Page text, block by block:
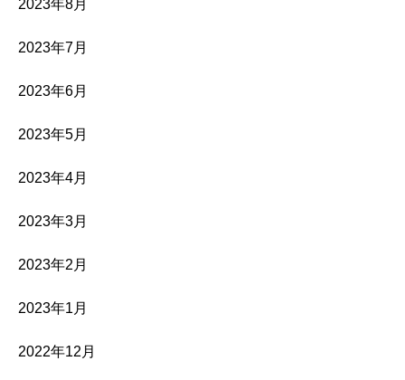
2023年8月
2023年7月
2023年6月
2023年5月
2023年4月
2023年3月
2023年2月
2023年1月
2022年12月